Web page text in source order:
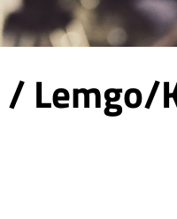
Lemgo/